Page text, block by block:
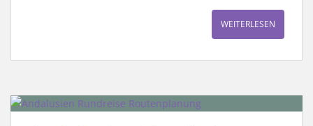
WEITERLESEN